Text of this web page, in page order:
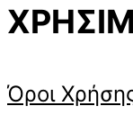
Όροι